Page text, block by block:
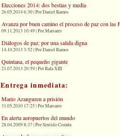
Elecciones 2014: dos bestias y media
26.05.2014 6:30 | Por Daniel Ramos
Avanza por buen camino el proceso de paz con las
09.11.2013 10:49 | Por Marsares
Diálogos de paz: por una salida digna
14.10.2013 3:52 | Por Daniel Ramos
Quintana, el pequeño gigante
21.07.2013 20:59 | Por Rafa XIII
Entrega inmediata:
Mario Aranguren a prisión
31.05.2010 17:25 | Por Marsares
En alerta aeropuertos del mundo
28.04.2009 8:37 | Por Sentido Común